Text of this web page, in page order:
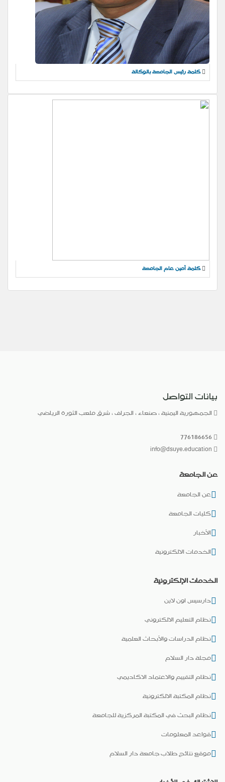
كلمة رئيس الجامعة بالوكالة
كلمة أمين عام الجامعة
بيانات التواصل
الجمهورية اليمنية ، صنعاء ، الجراف ، شرق ملعب الثورة الرياضي
عن الجامعة
عن الجامعة
كليات الجامعة
الأخبار
الخدمات الالكترونية
الخدمات الإلكترونية
دارسيس اون لاين
نظام التعليم الالكتروني
نظام الدراسات والأبحاث العلمية
مجلة دار السلام
نظام التقييم والاعتماد الاكاديمي
نظام المكتبة الالكترونية
نظام البحث في المكتبة المركزية للجامعة
قواعد المعلومات
موقع نتائج طلاب جامعة دار السلام